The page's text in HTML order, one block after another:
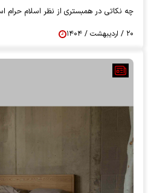
چه نکاتی در همبستری از نظر اسلام حرام
۲۰ / اردیبهشت / ۱۴۰۴